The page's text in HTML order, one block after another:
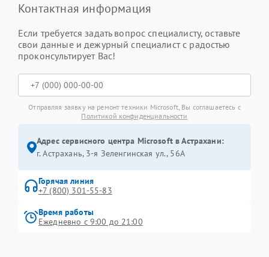
Контактная информация
Если требуется задать вопрос специалисту, оставьте
свои данные и дежурный специалист с радостью
проконсультирует Вас!
Отправляя заявку на ремонт техники Microsoft, Вы соглашаетесь с
Политикой конфиденциальности
Адрес сервисного центра Microsoft в Астрахани:
г. Астрахань, 3-я Зеленгинская ул., 56А
Горячая линия
+7 (800) 301-55-83
Время работы
Ежедневно с 9:00 до 21:00